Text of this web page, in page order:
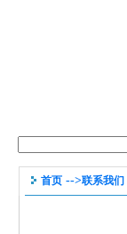
首页 -->联系我们